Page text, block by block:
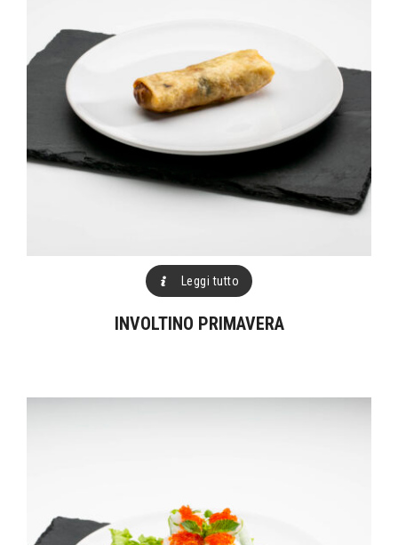
Leggi tutto
INVOLTINO PRIMAVERA